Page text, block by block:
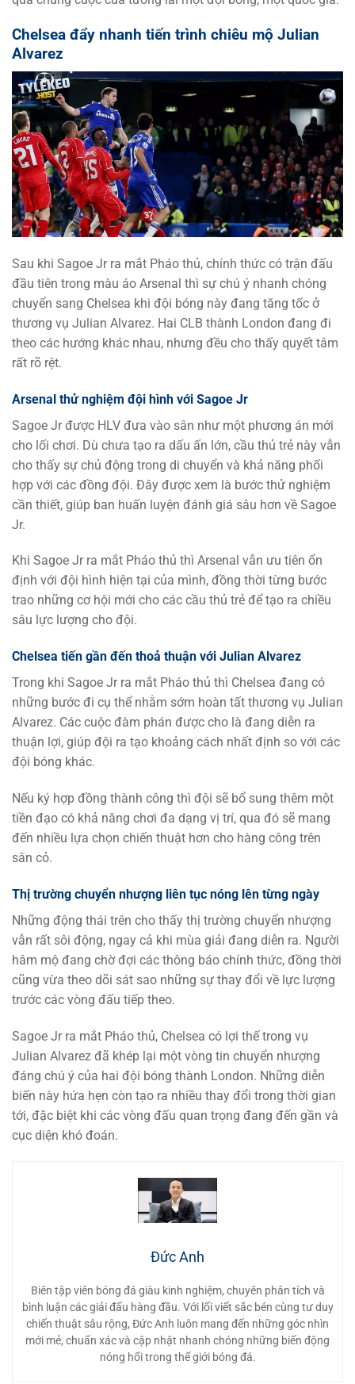
Chelsea đẩy nhanh tiến trình chiêu mộ Julian
Alvarez
Sau khi Sagoe Jr ra mắt Pháo thủ, chính thức có trận đấu
đầu tiên trong màu áo Arsenal thì sự chú ý nhanh chóng
chuyển sang Chelsea khi đội bóng này đang tăng tốc ở
thương vụ Julian Alvarez. Hai CLB thành London đang đi
theo các hướng khác nhau, nhưng đều cho thấy quyết tâm
rất rõ rệt.
Arsenal thử nghiệm đội hình với Sagoe Jr
Sagoe Jr được HLV đưa vào sân như một phương án mới
cho lối chơi. Dù chưa tạo ra dấu ấn lớn, cầu thủ trẻ này vẫn
cho thấy sự chủ động trong di chuyển và khả năng phối
hợp với các đồng đội. Đây được xem là bước thử nghiệm
cần thiết, giúp ban huấn luyện đánh giá sâu hơn về Sagoe
Jr.
Khi Sagoe Jr ra mắt Pháo thủ thì Arsenal vẫn ưu tiên ổn
định với đội hình hiện tại của mình, đồng thời từng bước
trao những cơ hội mới cho các cầu thủ trẻ để tạo ra chiều
sâu lực lượng cho đội.
Chelsea tiến gần đến thoả thuận với Julian Alvarez
Trong khi Sagoe Jr ra mắt Pháo thủ thì Chelsea đang có
những bước đi cụ thể nhằm sớm hoàn tất thương vụ Julian
Alvarez. Các cuộc đàm phán được cho là đang diễn ra
thuận lợi, giúp đội ra tạo khoảng cách nhất định so với các
đội bóng khác.
Nếu ký hợp đồng thành công thì đội sẽ bổ sung thêm một
tiền đạo có khả năng chơi đa dạng vị trí, qua đó sẽ mang
đến nhiều lựa chọn chiến thuật hơn cho hàng công trên
sân cỏ.
Thị trường chuyển nhượng liên tục nóng lên từng ngày
Những động thái trên cho thấy thị trường chuyển nhượng
vẫn rất sôi động, ngay cả khi mùa giải đang diễn ra. Người
hâm mộ đang chờ đợi các thông báo chính thức, đồng thời
cũng vừa theo dõi sát sao những sự thay đổi về lực lượng
trước các vòng đấu tiếp theo.
Sagoe Jr ra mắt Pháo thủ, Chelsea có lợi thế trong vụ
Julian Alvarez đã khép lại một vòng tin chuyển nhượng
đáng chú ý của hai đội bóng thành London. Những diễn
biến này hứa hẹn còn tạo ra nhiều thay đổi trong thời gian
tới, đặc biệt khi các vòng đấu quan trọng đang đến gần và
cục diện khó đoán.
Đức Anh
Biên tập viên bóng đá giàu kinh nghiệm, chuyên phân tích và
bình luận các giải đấu hàng đầu. Với lối viết sắc bén cùng tư duy
chiến thuật sâu rộng, Đức Anh luôn mang đến những góc nhìn
mới mẻ, chuẩn xác và cập nhật nhanh chóng những biến động
nóng hổi trong thế giới bóng đá.